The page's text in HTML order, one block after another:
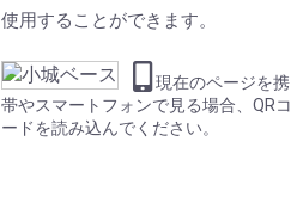
使用することができます。
現在のページを携
帯やスマートフォンで見る場合、QRコ
ードを読み込んでください。